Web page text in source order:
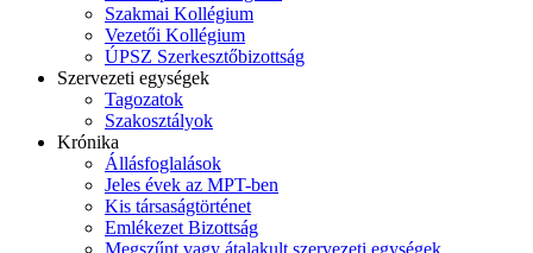
Szakmai Kollégium
Vezetői Kollégium
ÚPSZ Szerkesztőbizottság
Szervezeti egységek
Tagozatok
Szakosztályok
Krónika
Állásfoglalások
Jeles évek az MPT-ben
Kis társaságtörténet
Emlékezet Bizottság
Megszűnt vagy átalakult szervezeti egységek